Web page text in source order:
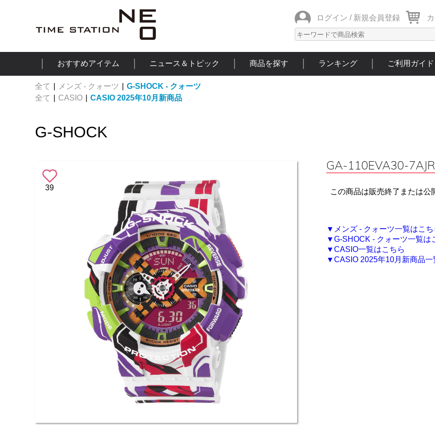
ログイン / 新規会員登録
おすすめアイテム ニュース＆トピック 商品を探す ランキング ご利用ガイド
全て メンズ - クォーツ
G-SHOCK - クォーツ
全て
CASIO CASIO 2025年10月新商品
G-SHOCK
39
GA-110EVA30-7AJR
この商品は販売終了または公
▼メンズ - クォーツ一覧はこち
▼G-SHOCK - クォーツ一覧は
▼CASIO一覧はこちら
▼CASIO 2025年10月新商品一